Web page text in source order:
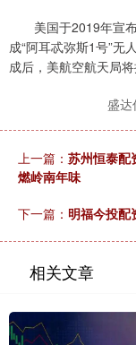
美国于2019年宣布
成“阿耳忒弥斯1号”无
成后，美航空航天局
盛达
上一篇： 苏州恒泰配
燃岭南年味
下一篇： 明福今投配
相关文章